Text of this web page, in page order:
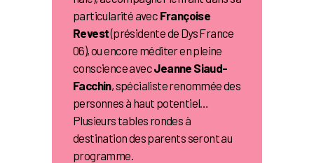
particularité avec Françoise
Revest(présidente de Dys France
06), ou encore méditer en pleine
conscience avecJeanne Siaud-
Facchin, spécialiste renommée des
personnes à haut potentiel…
Plusieurs tables rondes à
destination des parents seront au
programme.